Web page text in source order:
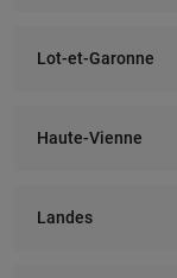
Lot-et-Garonne
Haute-Vienne
Landes